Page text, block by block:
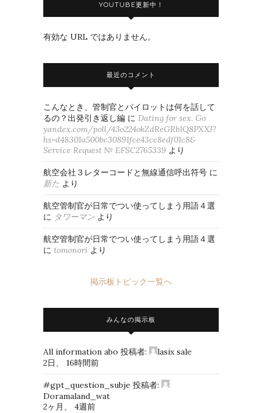
YOUTUBE更新中！
有効な URL ではありません。
最近のコメント
こんなとき、管制官とパイロットは何を話して
るの？出発引き返し編 に Dating for sex. Go
yandex.com/poll/43o224okZdReGRb1Q8PXXJ?
hs=d48301a500bc30891fce43cc8edf01c8&
Service Request № EFSC2765339 より
航空会社３レターコードと無線通信呼出符号 に
新た より
航空管制官が日常でつい使ってしまう用語４選
に タワーマン より
航空管制官が日常でつい使ってしまう用語４選
に tomonori より
掲示板トピック一覧へ
みんなの掲示板
All information abo 投稿者:
lasix sale
2日、 16時間前
#gpt_question_subje 投稿者:
Doramaland_wat
2ヶ月、 4週前